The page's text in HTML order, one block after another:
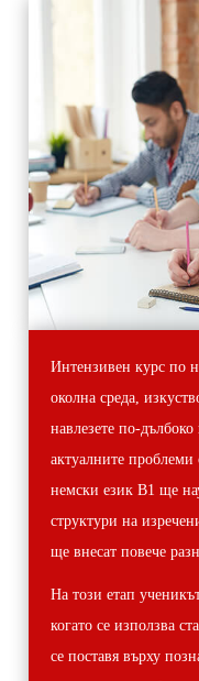
Интензивен курс по
околна среда,
навлезете по-
актуалните
немски език В1 ще
структури на
ще внесат повече
На този етап
когато се използва
се поставя върху